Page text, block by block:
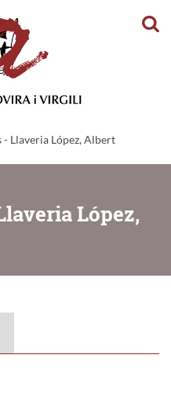
- Llaveria López, Albert
López,